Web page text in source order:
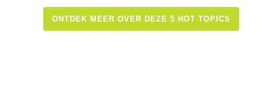
ONTDEK MEER OVER DEZE 5 HOT TOPICS